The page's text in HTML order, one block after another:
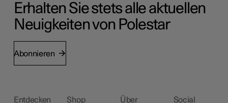
Erhalten Sie stets alle aktuellen
Neuigkeiten von Polestar
Abonnieren
Entdecken
Shop Über Social